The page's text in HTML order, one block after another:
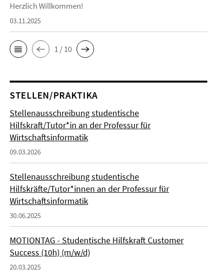
Herzlich Willkommen!
03.11.2025
1 / 10
STELLEN/PRAKTIKA
Stellenausschreibung studentische
Hilfskraft/Tutor*in an der Professur für
Wirtschaftsinformatik
09.03.2026
Stellenausschreibung studentische
Hilfskräfte/Tutor*innen an der Professur für
Wirtschaftsinformatik
30.06.2025
MOTIONTAG - Studentische Hilfskraft Customer
Success (10h) (m/w/d)
20.03.2025